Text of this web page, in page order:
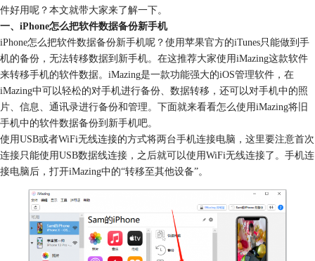
件好用呢？本文就带大家来了解一下。
一、iPhone怎么把软件数据备份新手机
iPhone怎么把软件数据备份新手机呢？使用苹果官方的iTunes只能做到手
机的备份，无法转移数据到新手机。在这推荐大家使用iMazing这款软件
来转移手机的软件数据。iMazing是一款功能强大的iOS管理软件，在
iMazing中可以轻松的对手机进行备份、数据转移，还可以对手机中的照
片、信息、通讯录进行备份和管理。下面就来看看怎么使用iMazing将旧
手机中的软件数据备份到新手机吧。
使用USB或者WiFi无线连接的方式将两台手机连接电脑，这里要注意首次
连接只能使用USB数据线连接，之后就可以使用WiFi无线连接了。手机连
接电脑后，打开iMazing中的“转移至其他设备”。